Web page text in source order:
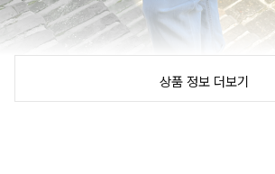
상품 정보 더보기